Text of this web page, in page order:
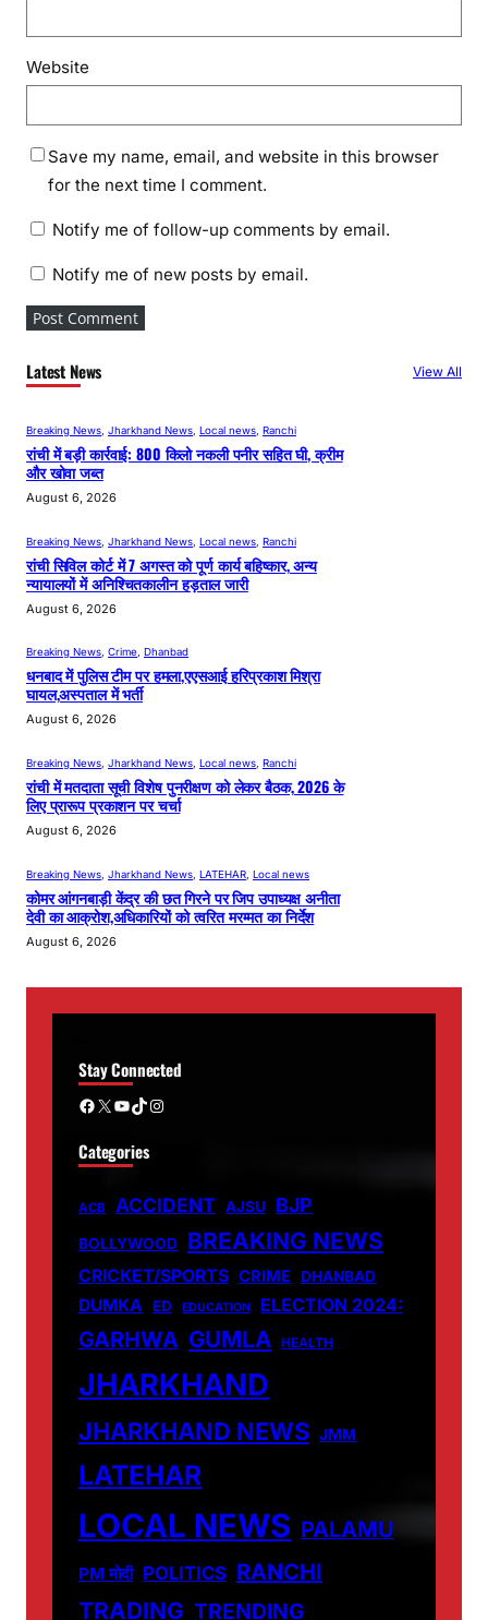
Website
Save my name, email, and website in this browser
for the next time I comment.
Notify me of follow-up comments by email.
Notify me of new posts by email.
Latest News View All
Breaking News Jharkhand News Local news Ranchi
रांची में बड़ी कार्रवाई: 800 किलो नकली पनीर सहित घी, क्रीम
और खोवा जब्त
August 6, 2026
Breaking News Jharkhand News Local news Ranchi
रांची सिविल कोर्ट में 7 अगस्त को पूर्ण कार्य बहिष्कार, अन्य
न्यायालयों में अनिश्चितकालीन हड़ताल जारी
August 6, 2026
Breaking News, Crime, Dhanbad
धनबाद में पुलिस टीम पर हमला,एएसआई हरिप्रकाश मिश्रा
घायल,अस्पताल में भर्ती
August 6, 2026
Breaking News Jharkhand News Local news Ranchi
रांची में मतदाता सूची विशेष पुनरीक्षण को लेकर बैठक, 2026 के
लिए प्रारूप प्रकाशन पर चर्चा
August 6, 2026
Breaking News Jharkhand News LATEHAR Local news
कोमर आंगनबाड़ी केंद्र की छत गिरने पर जिप उपाध्यक्ष अनीता
देवी का आक्रोश,अधिकारियों को त्वरित मरम्मत का निर्देश
August 6, 2026
Stay Connected
Facebook X YouTube TikTok Instagram
Categories
ACB ACCIDENT AJSU BJP
BOLLYWOOD BREAKING NEWS
CRICKET/SPORTS CRIME DHANBAD
DUMKA ED EDUCATION ELECTION 2024:
GARHWA GUMLA HEALTH
JHARKHAND
JHARKHAND NEWS JMM
LATEHAR
LOCAL NEWS PALAMU
PM मोदी POLITICS RANCHI
TRADING TRENDING